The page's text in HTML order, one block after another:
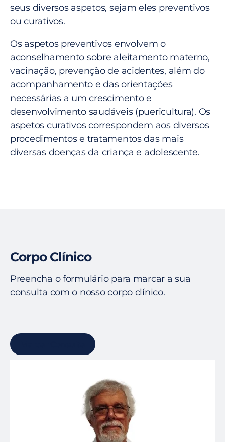
seus diversos aspetos, sejam eles preventivos
ou curativos.
Os aspetos preventivos envolvem o
aconselhamento sobre aleitamento materno,
vacinação, prevenção de acidentes, além do
acompanhamento e das orientações
necessárias a um crescimento e
desenvolvimento saudáveis (puericultura). Os
aspetos curativos correspondem aos diversos
procedimentos e tratamentos das mais
diversas doenças da criança e adolescente.
Corpo Clínico
Preencha o formulário para marcar a sua
consulta com o nosso corpo clínico.